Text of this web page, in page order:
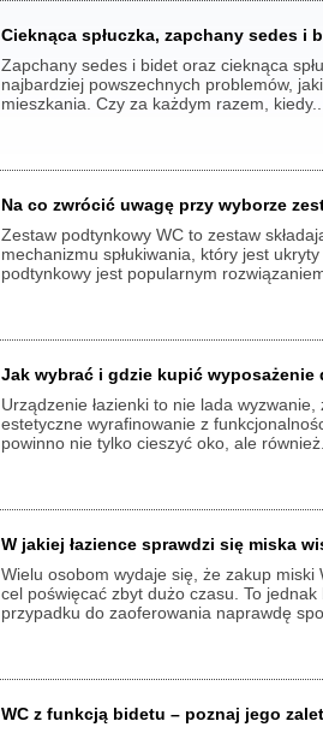
Cieknąca spłuczka, zapchany sedes i
Zapchany sedes i bidet oraz cieknąca
najbardziej powszechnych problemów,
mieszkania. Czy za każdym razem,
Na co zwrócić uwagę przy wyborze
Zestaw podtynkowy WC to zestaw
mechanizmu spłukiwania, który jest
podtynkowy jest popularnym
Jak wybrać i gdzie kupić wyposażenie
Urządzenie łazienki to nie lada wyzwanie,
estetyczne wyrafinowanie z
powinno nie tylko cieszyć oko, ale
W jakiej łazience sprawdzi się miska
Wielu osobom wydaje się, że zakup
cel poświęcać zbyt dużo czasu. To jednak
przypadku do zaoferowania naprawdę
WC z funkcją bidetu – poznaj jego